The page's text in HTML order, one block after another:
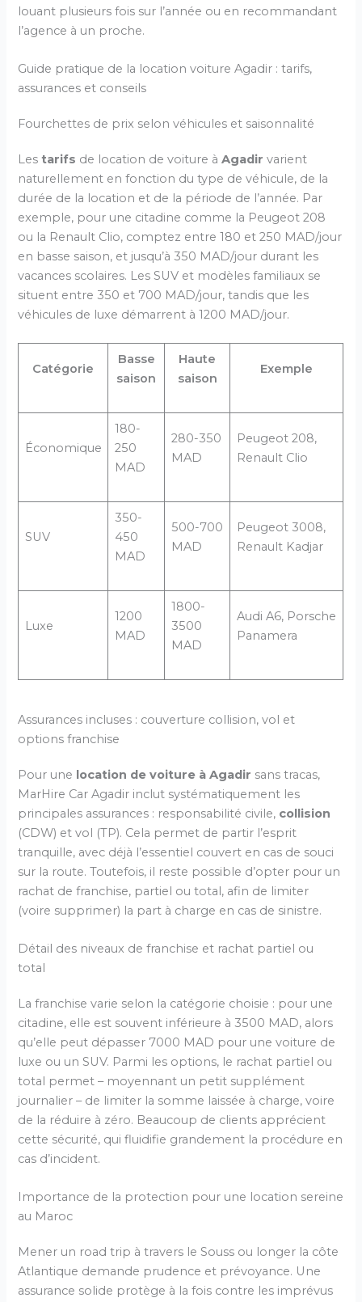
louant plusieurs fois sur l’année ou en recommandant
l’agence à un proche.
Guide pratique de la location voiture Agadir : tarifs,
assurances et conseils
Fourchettes de prix selon véhicules et saisonnalité
Lestarifs de location de voiture àAgadir varient
naturellement en fonction du type de véhicule, de la
durée de la location et de la période de l’année. Par
exemple, pour une citadine comme la Peugeot 208
ou la Renault Clio, comptez entre 180 et 250 MAD/jour
en basse saison, et jusqu’à 350 MAD/jour durant les
vacances scolaires. Les SUV et modèles familiaux se
situent entre 350 et 700 MAD/jour, tandis que les
véhicules de luxe démarrent à 1200 MAD/jour.
Catégorie
Basse
saison
Haute
saison
Exemple
Économique
180-
250
MAD
280-350
MAD
Peugeot 208,
Renault Clio
SUV
350-
450
MAD
500-700
MAD
Peugeot 3008,
Renault Kadjar
Luxe
1200
MAD
1800-
3500
MAD
Audi A6, Porsche
Panamera
Assurances incluses : couverture collision, vol et
options franchise
Pour une location de voiture à Agadir sans tracas,
MarHire Car Agadir inclut systématiquement les
principales assurances : responsabilité civile, collision
(CDW) et vol (TP). Cela permet de partir l’esprit
tranquille, avec déjà l’essentiel couvert en cas de souci
sur la route. Toutefois, il reste possible d’opter pour un
rachat de franchise, partiel ou total, afin de limiter
(voire supprimer) la part à charge en cas de sinistre.
Détail des niveaux de franchise et rachat partiel ou
total
La franchise varie selon la catégorie choisie : pour une
citadine, elle est souvent inférieure à 3500 MAD, alors
qu’elle peut dépasser 7000 MAD pour une voiture de
luxe ou un SUV. Parmi les options, le rachat partiel ou
total permet – moyennant un petit supplément
journalier – de limiter la somme laissée à charge, voire
de la réduire à zéro. Beaucoup de clients apprécient
cette sécurité, qui fluidifie grandement la procédure en
cas d’incident.
Importance de la protection pour une location sereine
au Maroc
Mener un road trip à travers le Souss ou longer la côte
Atlantique demande prudence et prévoyance. Une
assurance solide protège à la fois contre les imprévus